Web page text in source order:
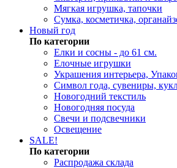
Мягкая игрушка, тапочки
Сумка, косметичка,
Новый год
По категории
Елки и сосны - до 61 см.
Елочные игрушки
Украшения интерьера,
Символ года, сувениры,
Новогодний текстиль
Новогодняя посуда
Свечи и подсвечники
Освещение
SALE!
По категории
Распродажа склада